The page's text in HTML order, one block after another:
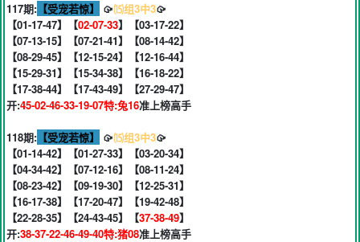
117期: 【受宠若惊】 🥠⒂组3中3🥠
【01-17-47】【02-07-33】【03-17-22】
【07-13-15】【07-21-41】【08-14-42】
【08-29-45】【12-15-24】【12-16-44】
【15-29-31】【15-34-38】【16-18-22】
【17-38-44】【17-43-49】【27-29-47】
开:45-02-46-33-19-07特:兔16准上榜高手
118期: 【受宠若惊】 🥠⒂组3中3🥠
【01-14-42】【01-27-33】【03-20-34】
【04-34-42】【07-12-16】【08-11-24】
【08-23-42】【09-19-30】【12-25-31】
【16-17-38】【17-20-47】【19-42-48】
【22-28-35】【24-43-45】【37-38-49】
开:38-37-22-46-49-40特:猪08准上榜高手